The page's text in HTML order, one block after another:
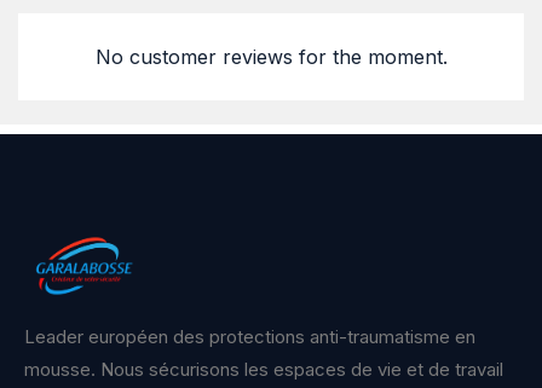
No customer reviews for the moment.
Leader européen des protections anti-traumatisme en
mousse. Nous sécurisons les espaces de vie et de travail